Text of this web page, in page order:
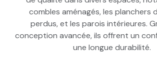
combles aménagés, les planchers
perdus, et les parois intérieures.
conception avancée, ils offrent un
une longue durabilité.